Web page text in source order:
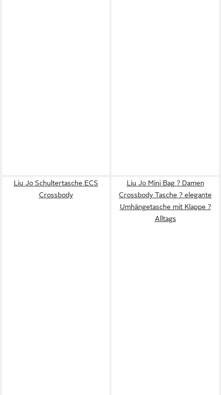
Liu Jo Schultertasche ECS
Crossbody
Liu Jo Mini Bag ? Damen
Crossbody Tasche ? elegante
Umhängetasche mit Klappe ?
Alltags